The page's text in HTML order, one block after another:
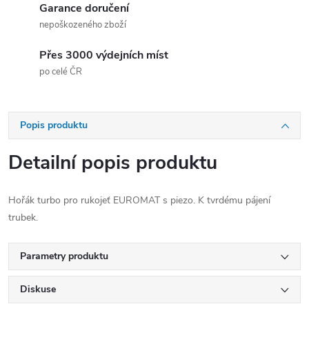
Garance doručení
nepoškozeného zboží
Přes 3000 výdejních míst
po celé ČR
Popis produktu
Detailní popis produktu
Hořák turbo pro rukojeť EUROMAT s piezo. K tvrdému pájení
trubek.
Parametry produktu
Diskuse